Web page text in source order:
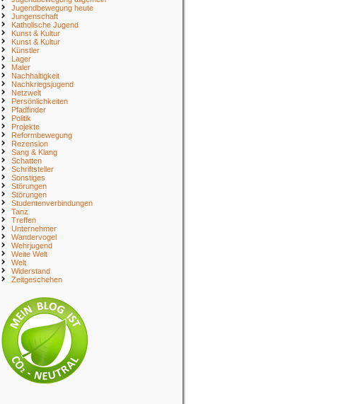
Jugendbewegung heute
Jungenschaft
Katholische Jugend
Kunst & Kultur
Kunst & Kultur
Künstler
Lager
Maler
Nachhaltigkeit
Nachkriegsjugend
Netzwelt
Persönlichkeiten
Pfadfinder
Politik
Projekte
Reformbewegung
Rezension
Sang & Klang
Schatten
Schriftsteller
Sonstiges
Störungen
Störungen
Studentenverbindungen
Tanz
Treffen
Unternehmer
Wandervogel
Wehrjugend
Weite Welt
Welt
Widerstand
Zeitgeschehen